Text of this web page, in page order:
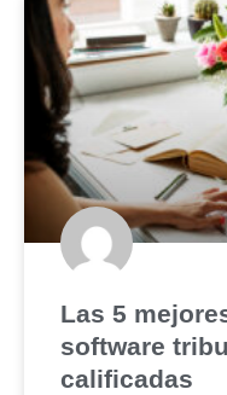
Las 5
software
calificadas